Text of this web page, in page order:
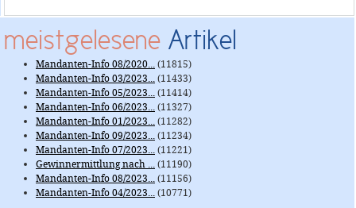
meistgelesene Artikel
Mandanten-Info 08/2020...(11815)
Mandanten-Info 03/2023...(11433)
Mandanten-Info 05/2023...(11414)
Mandanten-Info 06/2023...(11327)
Mandanten-Info 01/2023...(11282)
Mandanten-Info 09/2023...(11234)
Mandanten-Info 07/2023...(11221)
Gewinnermittlung nach ...(11190)
Mandanten-Info 08/2023...(11156)
Mandanten-Info 04/2023...(10771)